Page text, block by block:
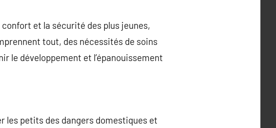
et la sécurité des plus jeunes,
tout, des nécessités de soins
le développement et l’épanouissement
les petits des dangers domestiques et